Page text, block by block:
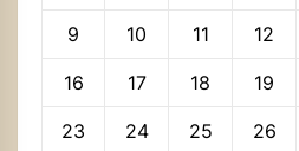
9 10 11 12
16 17 18 19
23 24 25 26